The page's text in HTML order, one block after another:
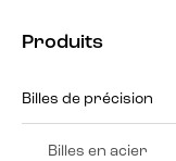
Produits
Billes de précision
Billes en acier